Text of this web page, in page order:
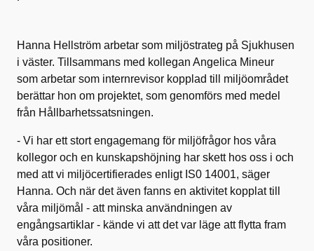
Hanna Hellström arbetar som miljöstrateg på Sjukhusen
i väster. Tillsammans med kollegan Angelica Mineur
som arbetar som internrevisor kopplad till miljöområdet
berättar hon om projektet, som genomförs med medel
från Hållbarhetssatsningen.
- Vi har ett stort engagemang för miljöfrågor hos våra
kollegor och en kunskapshöjning har skett hos oss i och
med att vi miljöcertifierades enligt IS0 14001, säger
Hanna. Och när det även fanns en aktivitet kopplat till
våra miljömål - att minska användningen av
engångsartiklar - kände vi att det var läge att flytta fram
våra positioner.